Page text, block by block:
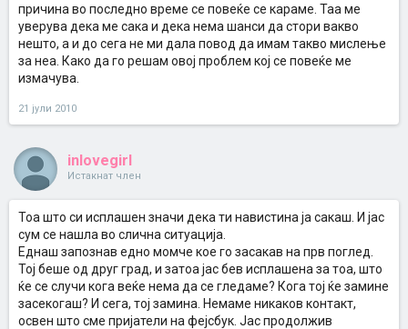
причина во последно време се повеќе се караме. Таа ме
уверува дека ме сака и дека нема шанси да стори вакво
нешто, а и до сега не ми дала повод да имам такво мислење
за неа. Како да го решам овој проблем кој се повеќе ме
измачува.
21 јули 2010
inlovegirl
Истакнат член
Тоа што си исплашен значи дека ти навистина ја сакаш. И јас
сум се нашла во слична ситуација.
Еднаш запознав едно момче кое го засакав на прв поглед.
Тој беше од друг град, и затоа јас бев исплашена за тоа, што
ќе се случи кога веќе нема да се гледаме? Кога тој ќе замине
засекогаш? И сега, тој замина. Немаме никаков контакт,
освен што сме пријатели на фејсбук. Јас продолжив